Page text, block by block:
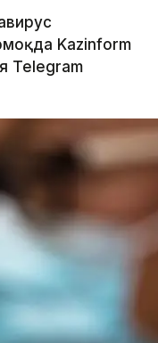
Kazinform
Telegram